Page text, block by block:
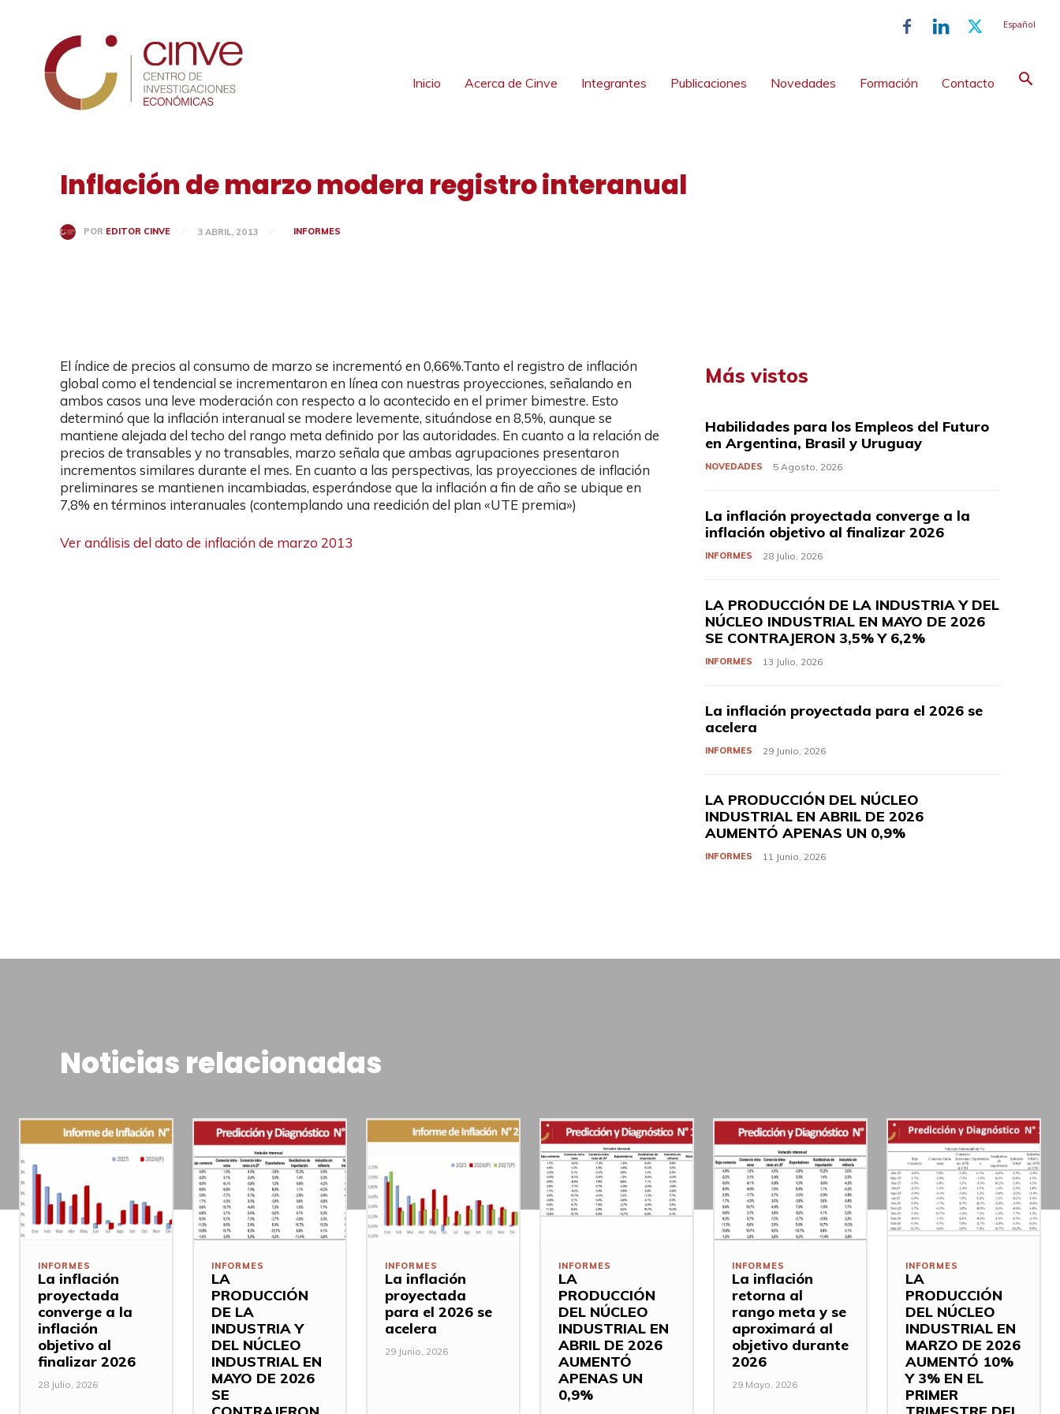
Español
Inicio Acerca de Cinve Integrantes Publicaciones Novedades Formación Contacto
Inflación de marzo modera registro interanual
POR EDITOR CINVE 3 ABRIL, 2013 INFORMES
El índice de precios al consumo de marzo se incrementó en 0,66%.Tanto el registro de inflación
global como el tendencial se incrementaron en línea con nuestras proyecciones, señalando en
ambos casos una leve moderación con respecto a lo acontecido en el primer bimestre. Esto
determinó que la inflación interanual se modere levemente, situándose en 8,5%, aunque se
mantiene alejada del techo del rango meta definido por las autoridades. En cuanto a la relación de
precios de transables y no transables, marzo señala que ambas agrupaciones presentaron
incrementos similares durante el mes. En cuanto a las perspectivas, las proyecciones de inflación
preliminares se mantienen incambiadas, esperándose que la inflación a fin de año se ubique en
7,8% en términos interanuales (contemplando una reedición del plan «UTE premia»)
Ver análisis del dato de inflación de marzo 2013
Más vistos
Habilidades para los Empleos del Futuro
en Argentina, Brasil y Uruguay
NOVEDADES 5 Agosto, 2026
La inflación proyectada converge a la
inflación objetivo al finalizar 2026
INFORMES 28 Julio, 2026
LA PRODUCCIÓN DE LA INDUSTRIA Y DEL
NÚCLEO INDUSTRIAL EN MAYO DE 2026
SE CONTRAJERON 3,5% Y 6,2%
INFORMES 13 Julio, 2026
La inflación proyectada para el 2026 se
acelera
INFORMES 29 Junio, 2026
LA PRODUCCIÓN DEL NÚCLEO
INDUSTRIAL EN ABRIL DE 2026
AUMENTÓ APENAS UN 0,9%
INFORMES 11 Junio, 2026
Noticias relacionadas
INFORMES
La inflación
proyectada
converge a la
inflación
objetivo al
finalizar 2026
28 Julio, 2026
INFORMES
LA
PRODUCCIÓN
DE LA
INDUSTRIA Y
DEL NÚCLEO
INDUSTRIAL EN
MAYO DE 2026
SE
INFORMES
La inflación
proyectada
para el 2026 se
acelera
29 Junio, 2026
INFORMES
LA
PRODUCCIÓN
DEL NÚCLEO
INDUSTRIAL EN
ABRIL DE 2026
AUMENTÓ
APENAS UN
0,9%
INFORMES
La inflación
retorna al
rango meta y se
aproximará al
objetivo durante
2026
29 Mayo, 2026
INFORMES
LA
PRODUCCIÓN
DEL NÚCLEO
INDUSTRIAL EN
MARZO DE 2026
AUMENTÓ 10%
Y 3% EN EL
PRIMER